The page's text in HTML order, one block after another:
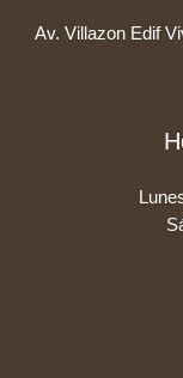
Av. Villazon Edif